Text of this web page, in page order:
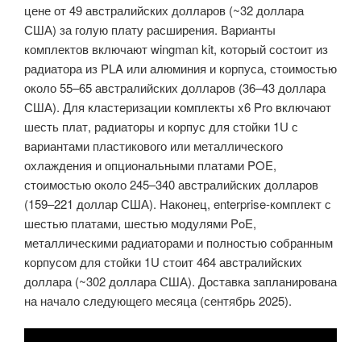
цене от 49 австралийских долларов (~32 доллара
США) за голую плату расширения. Варианты
комплектов включают wingman kit, который состоит из
радиатора из PLA или алюминия и корпуса, стоимостью
около 55–65 австралийских долларов (36–43 доллара
США). Для кластеризации комплекты x6 Pro включают
шесть плат, радиаторы и корпус для стойки 1U с
вариантами пластикового или металлического
охлаждения и опциональными платами POE,
стоимостью около 245–340 австралийских долларов
(159–221 доллар США). Наконец, enterprise-комплект с
шестью платами, шестью модулями PoE,
металлическими радиаторами и полностью собранным
корпусом для стойки 1U стоит 464 австралийских
доллара (~302 доллара США). Доставка запланирована
на начало следующего месяца (сентябрь 2025).